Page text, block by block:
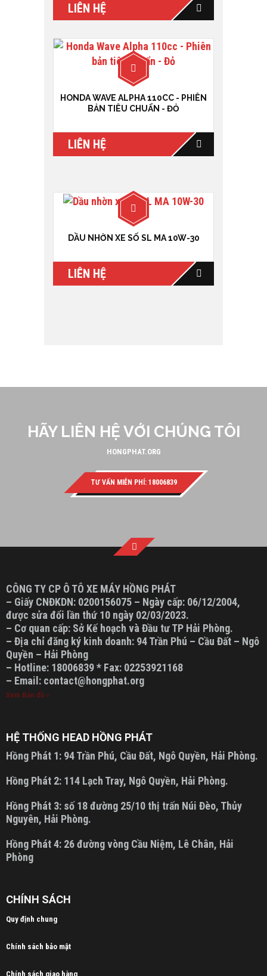
LIÊN HỆ
HONDA WAVE ALPHA 110CC - PHIÊN
BẢN TIÊU CHUẨN - ĐỎ
LIÊN HỆ
DẦU NHỜN XE SỐ SL MA 10W-30
LIÊN HỆ
HÃY LIÊN HỆ VỚI CHÚNG TÔI
HONGPHAT.ORG
TƯ VẤN MIỄN PHÍ: 18006839
CÔNG TY CP Ô TÔ XE MÁY HỒNG PHÁT
– Giấy CNĐKDN: 0200156075 – Ngày cấp: 06/12/2004,
được sửa đổi lần thứ 10 ngày 02/03/2023.
– Cơ quan cấp: Sở Kế hoạch và Đầu tư TP Hải Phòng.
– Địa chỉ đăng ký kinh doanh: 94 Trần Phú – Cầu Đất – Ngô
Quyền – Hải Phòng
– Hotline: 18006839 * Fax: 02253921168
– Email: contact@hongphat.org
Xem Bản đồ »
HỆ THỐNG HEAD HỒNG PHÁT
Hồng Phát 1: 94 Trần Phú, Cầu Đất, Ngô Quyền, Hải Phòng.
Hồng Phát 2: 114 Lạch Tray, Ngô Quyền, Hải Phòng.
Hồng Phát 3: số 18 đường 25/10 thị trấn Núi Đèo, Thủy
Nguyên, Hải Phòng.
Hồng Phát 4: 26 đường vòng Cầu Niệm, Lê Chân, Hải
Phòng
CHÍNH SÁCH
Quy định chung
Chính sách bảo mật
Chính sách giao hàng